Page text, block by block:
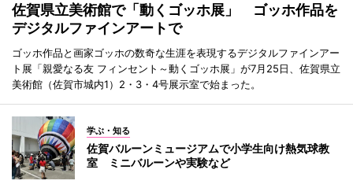
佐賀県立美術館で「動くゴッホ展」 ゴッホ作品を
デジタルファインアートで
ゴッホ作品と画家ゴッホの数奇な生涯を表現するデジタルファインアー
ト展「親愛なる友 フィンセント～動くゴッホ展」が7月25日、佐賀県立
美術館（佐賀市城内1）2・3・4号展示室で始まった。
学ぶ・知る
佐賀バルーンミュージアムで小学生向け熱気球教
室 ミニバルーンや実験など